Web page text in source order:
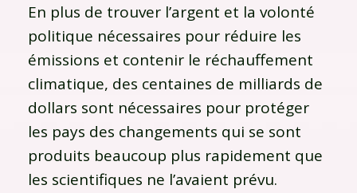
En plus de trouver l’argent et la volonté
politique nécessaires pour réduire les
émissions et contenir le réchauffement
climatique, des centaines de milliards de
dollars sont nécessaires pour protéger
les pays des changements qui se sont
produits beaucoup plus rapidement que
les scientifiques ne l’avaient prévu.